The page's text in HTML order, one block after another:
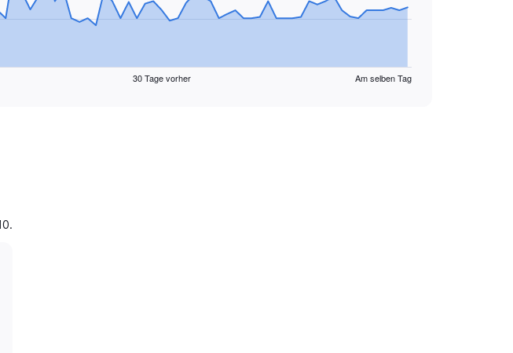
30 Tage vorher Am selben Tag